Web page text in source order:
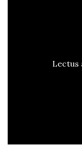
Lectus